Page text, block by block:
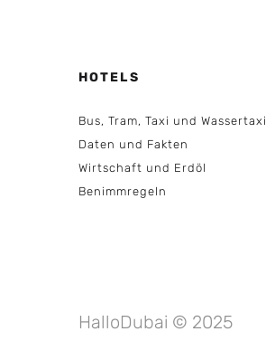
HOTELS
Bus, Tram, Taxi und Wassertaxi
Daten und Fakten
Wirtschaft und Erdöl
Benimmregeln
HalloDubai © 2025